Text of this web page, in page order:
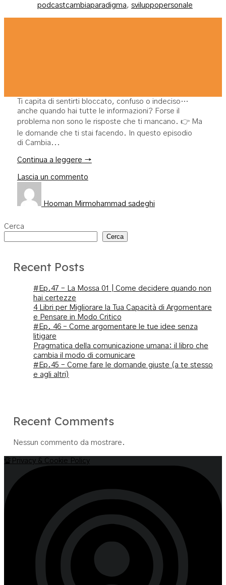
podcastcambiaparadigma, sviluppopersonale
Ti capita di sentirti bloccato, confuso o indeciso…
anche quando hai tutte le informazioni? Forse il
problema non sono le risposte che ti mancano. 👉 Ma
le domande che ti stai facendo. In questo episodio
di Cambia...
Continua a leggere →
Lascia un commento
Hooman Mirmohammad sadeghi
Cerca
Cerca
Recent Posts
#Ep.47 – La Mossa 01 | Come decidere quando non
hai certezze
4 Libri per Migliorare la Tua Capacità di Argomentare
e Pensare in Modo Critico
#Ep. 46 – Come argomentare le tue idee senza
litigare
Pragmatica della comunicazione umana: il libro che
cambia il modo di comunicare
#Ep.45 – Come fare le domande giuste (a te stesso
e agli altri)
Recent Comments
Nessun commento da mostrare.
🔏Privacy & Cookie Policy